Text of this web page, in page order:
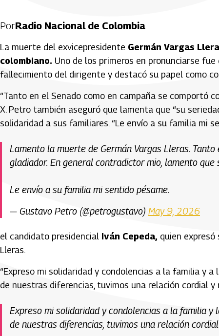
PorRadio Nacional de Colombia
La muerte del exvicepresidente Germán Vargas
colombiano. Uno de los primeros en pronunciarse
fallecimiento del dirigente y destacó su papel como
“Tanto en el Senado como en campaña se comportó
X. Petro también aseguró que lamenta que “su
solidaridad a sus familiares. “Le envío a su familia mi
Lamento la muerte de Germán Vargas Lleras.
gladiador. En general contradictor mio, lamento
Le envío a su familia mi sentido pésame.
— Gustavo Petro (@petrogustavo) May 9, 2026
el candidato presidencial Iván Cepeda, quien
Lleras.
“Expreso mi solidaridad y condolencias a la familia y
de nuestras diferencias, tuvimos una relación cordial y
Expreso mi solidaridad y condolencias a la familia
de nuestras diferencias, tuvimos una relación